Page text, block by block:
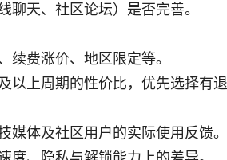
聊天、社区论坛）是否完善。
续费涨价、地区限定等。
以上周期的性价比，优先选择有
媒体及社区用户的实际使用反馈。